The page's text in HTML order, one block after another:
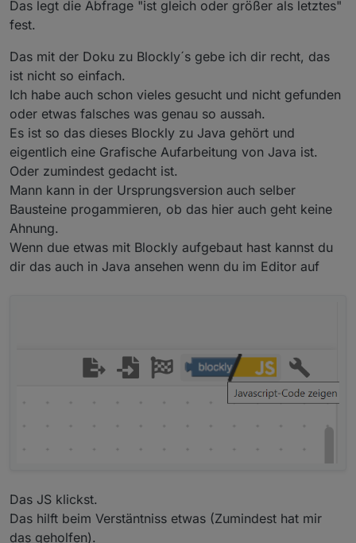
Das legt die Abfrage "ist gleich oder größer als letztes"
fest.
Das mit der Doku zu Blockly´s gebe ich dir recht, das
ist nicht so einfach.
Ich habe auch schon vieles gesucht und nicht gefunden
oder etwas falsches was genau so aussah.
Es ist so das dieses Blockly zu Java gehört und
eigentlich eine Grafische Aufarbeitung von Java ist.
Oder zumindest gedacht ist.
Mann kann in der Ursprungsversion auch selber
Bausteine progammieren, ob das hier auch geht keine
Ahnung.
Wenn due etwas mit Blockly aufgebaut hast kannst du
dir das auch in Java ansehen wenn du im Editor auf
Das JS klickst.
Das hilft beim Verstäntniss etwas (Zumindest hat mir
das geholfen).